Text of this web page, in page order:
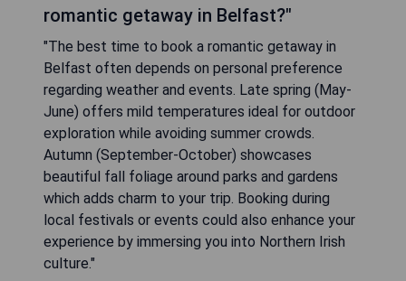
romantic getaway in Belfast?"
"The best time to book a romantic getaway in
Belfast often depends on personal preference
regarding weather and events. Late spring (May-
June) offers mild temperatures ideal for outdoor
exploration while avoiding summer crowds.
Autumn (September-October) showcases
beautiful fall foliage around parks and gardens
which adds charm to your trip. Booking during
local festivals or events could also enhance your
experience by immersing you into Northern Irish
culture."